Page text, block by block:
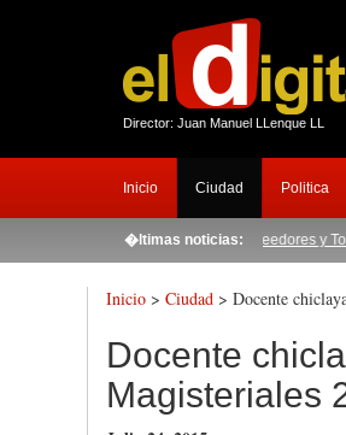
Director: Juan Manuel LLenque LL
Inicio Ciudad Politica
�ltimas noticias:
habr�a sido nexo entre proveedores y Torres|
Inicio > Ciudad > Docente
Docente
Magisteriales